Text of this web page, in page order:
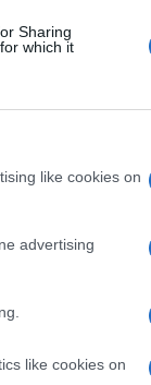
Sharing
which it
like cookies on
advertising
like cookies on
με
πηγή
σε
Η
τη
η